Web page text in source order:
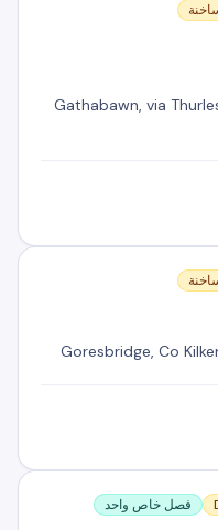
Gathabawn, via
Goresbridge, Co
فصل خاص واحد